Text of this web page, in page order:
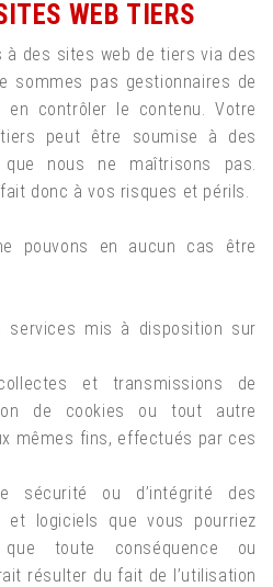
WEB TIERS
à des sites web de tiers via des
sommes pas gestionnaires de
contrôler le contenu. Votre
peut être soumise à des
que nous ne maîtrisons pas.
donc à vos risques et périls.
pouvons en aucun cas être
services mis à disposition sur
et transmissions de
de cookies ou tout autre
mêmes fins, effectués par ces
sécurité ou d’intégrité des
et logiciels que vous pourriez
toute conséquence ou
résulter du fait de l’utilisation